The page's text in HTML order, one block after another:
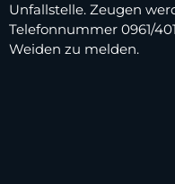
Unfallstelle. Zeugen
Telefonnummer 0961/
Weiden zu melden.